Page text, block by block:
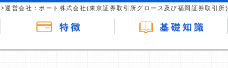
>運営会社：ポート株式会社(東京証券取引所グロース及び福岡証券取引所)